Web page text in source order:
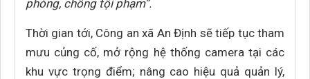
phòng, chống tội phạm”.
Thời gian tới, Công an xã An Định sẽ tiếp tục tham
mưu củng cố, mở rộng hệ thống camera tại các
khu vực trọng điểm; nâng cao hiệu quả quản lý,